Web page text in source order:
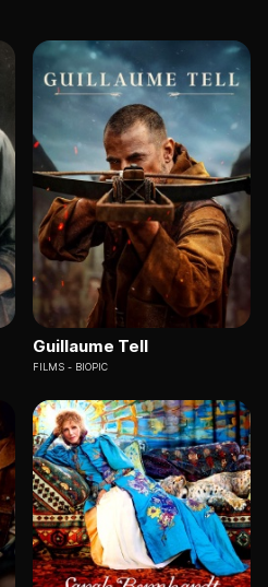
Guillaume Tell
FILMS BIOPIC